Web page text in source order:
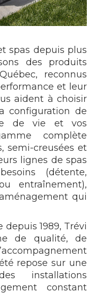
spas depuis plus
des produits
reconnus
et leur
aident à choisir
configuration de
de vie et vos
complète
semi-creusées et
lignes de spas
(détente,
entraînement),
qui
1989, Trévi
de qualité, de
repose sur une
installations
constant